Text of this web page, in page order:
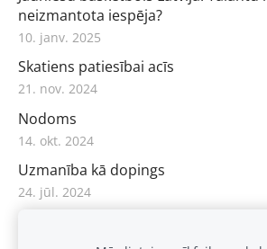
neizmantota iespēja?
10. janv. 2025
Skatiens patiesībai acīs
21. nov. 2024
Nodoms
14. okt. 2024
Uzmanība kā dopings
24. jūl. 2024